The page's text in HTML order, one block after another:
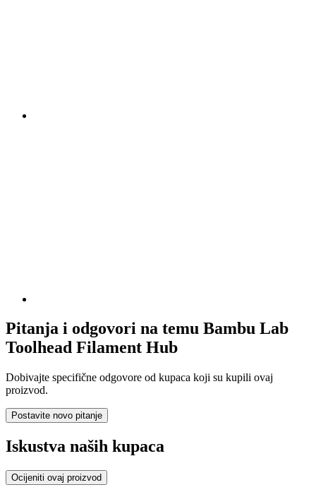
Pitanja i odgovori na temu Bambu Lab
Toolhead Filament Hub
Dobivajte specifične odgovore od kupaca koji su kupili ovaj
proizvod.
Postavite novo pitanje
Iskustva naših kupaca
Ocijeniti ovaj proizvod